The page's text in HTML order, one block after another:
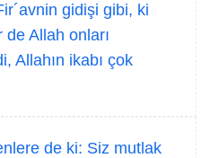
gidişi gibi, ki
Allah onları
Allahın ikabı çok
de ki: Siz mutlak